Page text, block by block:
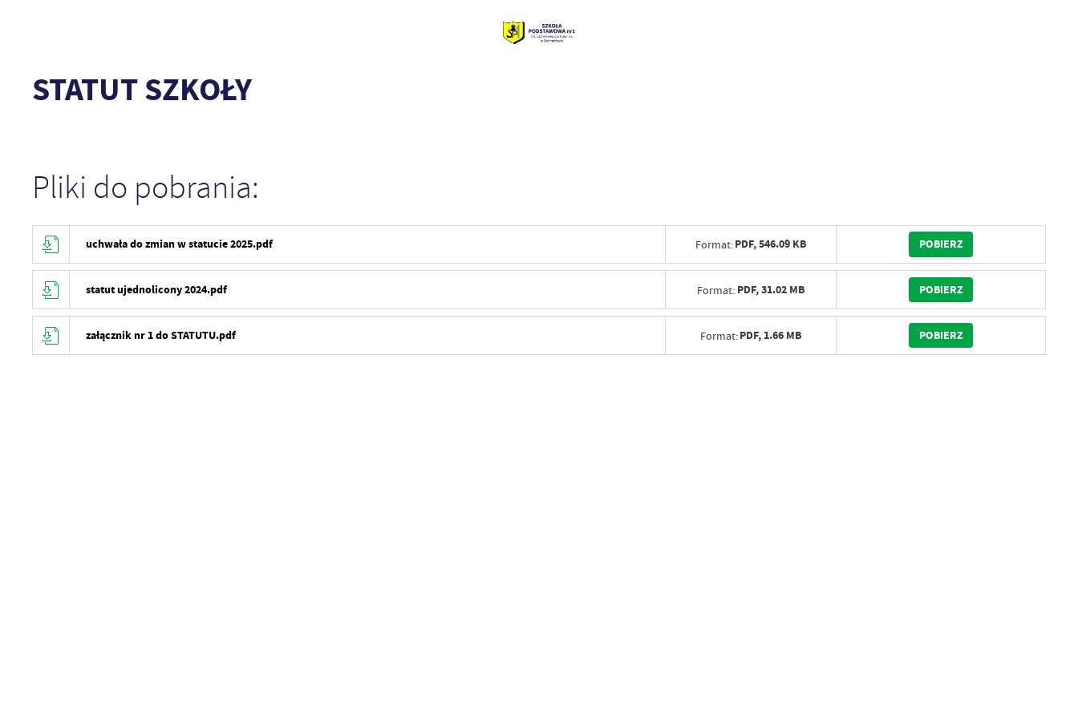
STATUT SZKOŁY
Pliki do pobrania:
uchwała do zmian w statucie 2025.pdf Format:PDF,546.09 KB POBIERZ
statut ujednolicony 2024.pdf Format: PDF,31.02 MB POBIERZ
załącznik nr 1 do STATUTU.pdf Format:PDF, 1.66 MB POBIERZ